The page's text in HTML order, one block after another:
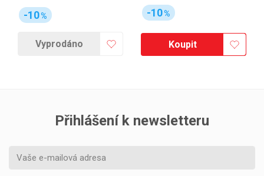
-10%
Vyprodáno
-10%
Koupit
Přihlášení k newsletteru